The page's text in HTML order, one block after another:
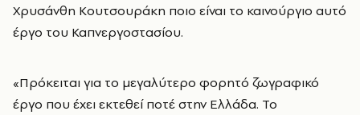
Χρυσάνθη Κουτσουράκη ποιο είναι το καινούργιο αυτό
έργο του Καπνεργοστασίου.
«Πρόκειται για το μεγαλύτερο φορητό ζωγραφικό
έργο που έχει εκτεθεί ποτέ στην Ελλάδα. Το